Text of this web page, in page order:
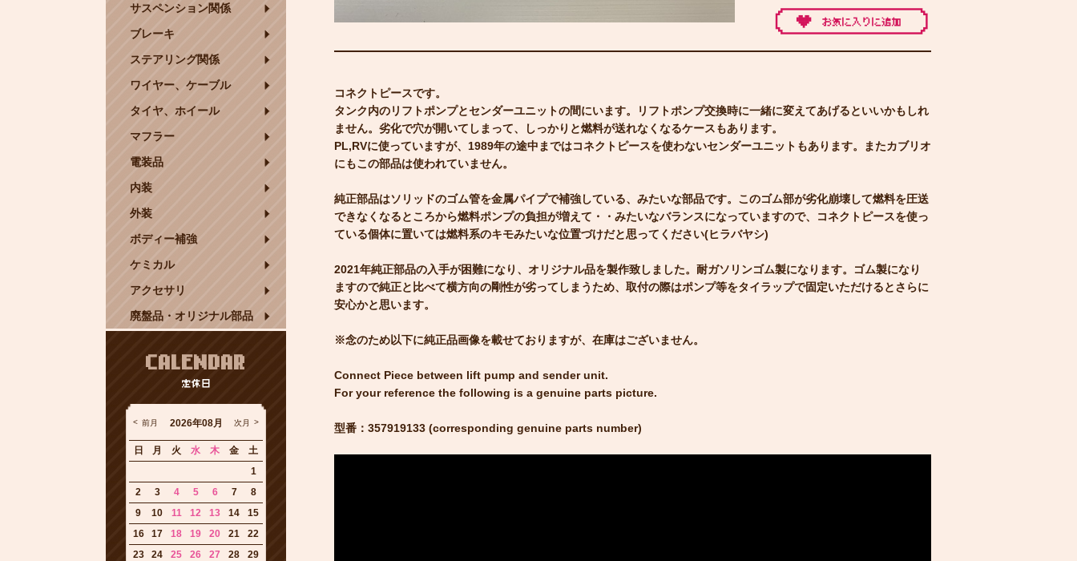
サスペンション関係
ブレーキ
ステアリング関係
ワイヤー、ケーブル
タイヤ、ホイール
マフラー
電装品
内装
外装
ボディー補強
ケミカル
アクセサリ
廃盤品・オリジナル部品
CALENDAR
定休日
2026年08月
前月 次月
日 月 火 水 木 金
土
1
2
3 4 5 6 7
8
9
10 11 12 13 14
15
16
17 18 19 20 21
22
23
24 25 26 27 28
29
コネクトピースです。
タンク内のリフトポンプとセンダーユニットの間にいます。リフトポンプ交換時に一緒に変えてあげるといいかもしれ
ません。劣化で穴が開いてしまって、しっかりと燃料が送れなくなるケースもあります。
PL,RVに使っていますが、1989年の途中まではコネクトピースを使わないセンダーユニットもあります。またカブリオ
にもこの部品は使われていません。
純正部品はソリッドのゴム管を金属パイプで補強している、みたいな部品です。このゴム部が劣化崩壊して燃料を圧送
できなくなるところから燃料ポンプの負担が増えて・・みたいなバランスになっていますので、コネクトピースを使っ
ている個体に置いては燃料系のキモみたいな位置づけだと思ってください(ヒラバヤシ)
2021年純正部品の入手が困難になり、オリジナル品を製作致しました。耐ガソリンゴム製になります。ゴム製になり
ますので純正と比べて横方向の剛性が劣ってしまうため、取付の際はポンプ等をタイラップで固定いただけるとさらに
安心かと思います。
※念のため以下に純正品画像を載せておりますが、在庫はございません。
Connect Piece between lift pump and sender unit.
For your reference the following is a genuine parts picture.
型番：357919133 (corresponding genuine parts number)